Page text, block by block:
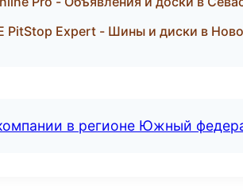
PitStop Expert - Шины и диски в
в регионе Южный